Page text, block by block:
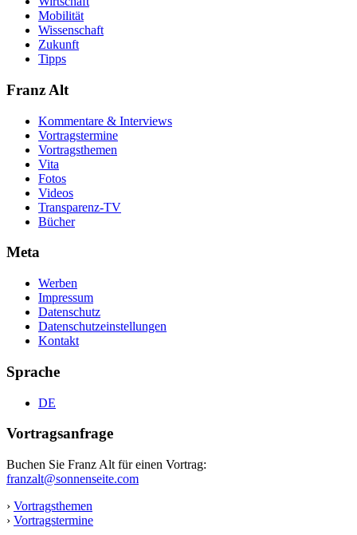
Mobilität
Wissenschaft
Zukunft
Tipps
Franz Alt
Kommentare & Interviews
Vortragstermine
Vortragsthemen
Vita
Fotos
Videos
Transparenz-TV
Bücher
Meta
Werben
Impressum
Datenschutz
Datenschutzeinstellungen
Kontakt
Sprache
DE
Vortragsanfrage
Buchen Sie Franz Alt für einen Vortrag:
franzalt@sonnenseite.com
› Vortragsthemen
› Vortragstermine